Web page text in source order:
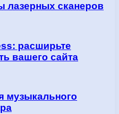
лазерных сканеров
расширьте
вашего сайта
музыкального